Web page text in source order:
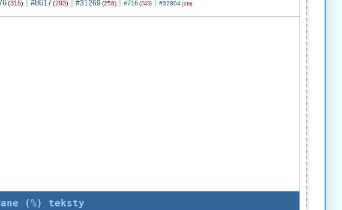
(315) #8617 (293) #31269 (258) #716 (243) #32804 (216)
(%) teksty